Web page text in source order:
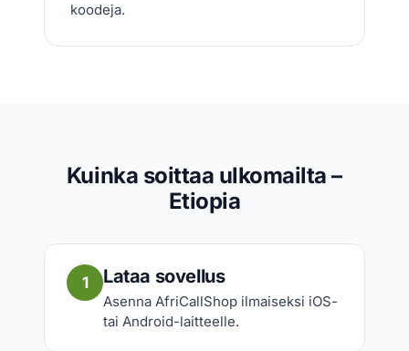
koodeja.
Kuinka soittaa ulkomailta –
Etiopia
1 Lataa sovellus
Asenna AfriCallShop ilmaiseksi iOS-
tai Android-laitteelle.